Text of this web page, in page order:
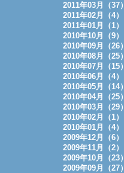
2011年03月（37）
2011年02月（4）
2011年01月（1）
2010年10月（9）
2010年09月（26）
2010年08月（25）
2010年07月（15）
2010年06月（4）
2010年05月（14）
2010年04月（25）
2010年03月（29）
2010年02月（1）
2010年01月（4）
2009年12月（6）
2009年11月（2）
2009年10月（23）
2009年09月（27）